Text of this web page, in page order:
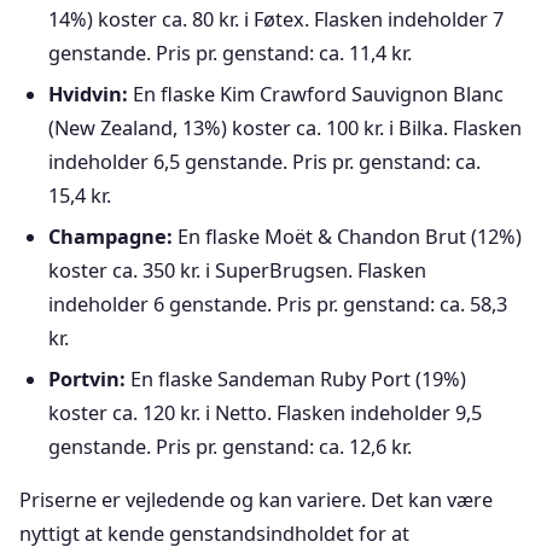
14%) koster ca. 80 kr. i Føtex. Flasken indeholder 7
genstande. Pris pr. genstand: ca. 11,4 kr.
Hvidvin: En flaske Kim Crawford Sauvignon Blanc
(New Zealand, 13%) koster ca. 100 kr. i Bilka. Flasken
indeholder 6,5 genstande. Pris pr. genstand: ca.
15,4 kr.
Champagne: En flaske Moët & Chandon Brut (12%)
koster ca. 350 kr. i SuperBrugsen. Flasken
indeholder 6 genstande. Pris pr. genstand: ca. 58,3
kr.
Portvin: En flaske Sandeman Ruby Port (19%)
koster ca. 120 kr. i Netto. Flasken indeholder 9,5
genstande. Pris pr. genstand: ca. 12,6 kr.
Priserne er vejledende og kan variere. Det kan være
nyttigt at kende genstandsindholdet for at